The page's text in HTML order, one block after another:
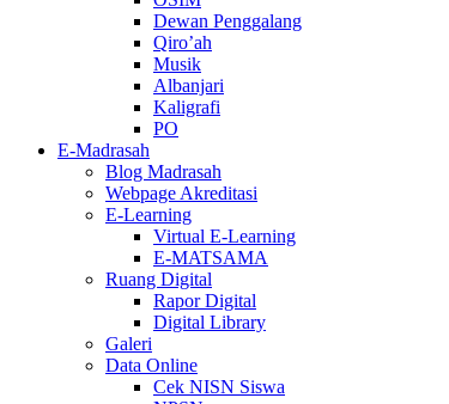
Dewan Penggalang
Qiro’ah
Musik
Albanjari
Kaligrafi
PO
E-Madrasah
Blog Madrasah
Webpage Akreditasi
E-Learning
Virtual E-Learning
E-MATSAMA
Ruang Digital
Rapor Digital
Digital Library
Galeri
Data Online
Cek NISN Siswa